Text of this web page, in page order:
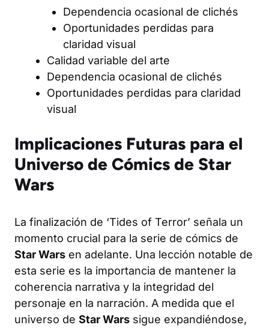
Dependencia ocasional de clichés
Oportunidades perdidas para
claridad visual
Calidad variable del arte
Dependencia ocasional de clichés
Oportunidades perdidas para claridad
visual
Implicaciones Futuras para el
Universo de Cómics de Star
Wars
La finalización de ‘Tides of Terror’ señala un
momento crucial para la serie de cómics de
Star Wars en adelante. Una lección notable de
esta serie es la importancia de mantener la
coherencia narrativa y la integridad del
personaje en la narración. A medida que el
universo de Star Wars sigue expandiéndose,